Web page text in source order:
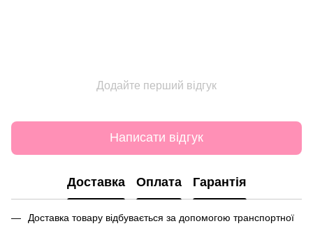
Додайте перший відгук
Написати відгук
Доставка Оплата Гарантія
Доставка товару відбувається за допомогою транспортної